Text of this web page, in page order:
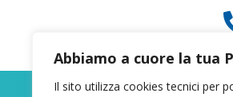
Abbiamo a cuore la tua
Il sito utilizza cookies tecnici per